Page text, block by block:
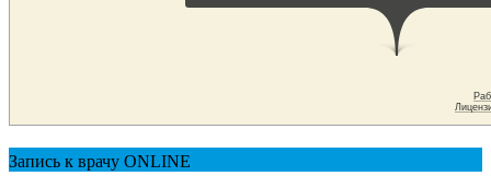
Запись к врачу ONLINE